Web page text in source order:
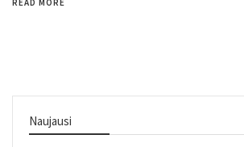
READ MORE
Naujausi